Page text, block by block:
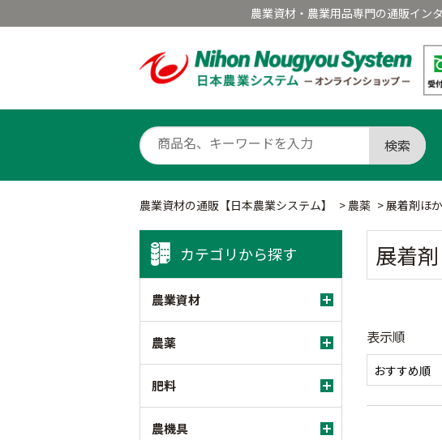
農業資材・農業用品専門の通販イン
検索
農業資材の通販【日本農業システム】 > 農薬 >展着剤ほか
カテゴリから探す
農業資材
農薬
肥料
農機具
展着剤
表示順